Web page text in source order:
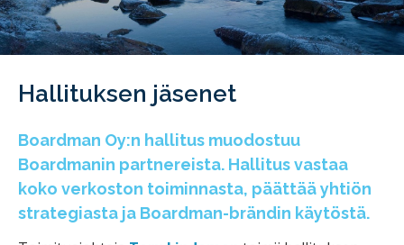
Hallituksen jäsenet
Boardman Oy:n hallitus muodostuu
Boardmanin partnereista. Hallitus vastaa
koko verkoston toiminnasta, päättää yhtiön
strategiasta ja Boardman-brändin käytöstä.